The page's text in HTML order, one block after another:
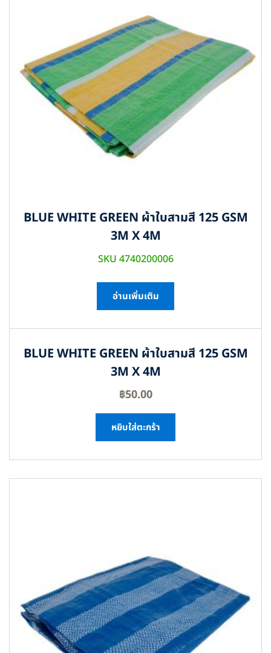
BLUE WHITE GREEN ผ้าใบสามสี 125 GSM
3M X 4M
SKU 4740200006
อ่านเพิ่มเติม
BLUE WHITE GREEN ผ้าใบสามสี 125 GSM
3M X 4M
฿50.00
หยิบใส่ตะกร้า